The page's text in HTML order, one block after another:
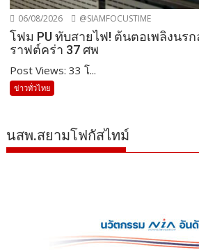
06/08/2026 @SIAMFOCUSTIME
โฟม PU ทับสายไฟ! ต้นตอเพลิงนร
ราฟต์คร่า 37 ศพ
Post Views: 33 โ...
ข่าวทั่วไทย
นสพ.สยามโฟกัสไทม์